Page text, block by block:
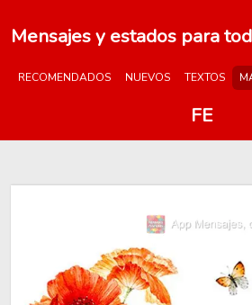
Mensajes y estados para
RECOMENDADOS NUEVOS TEXTOS
FE